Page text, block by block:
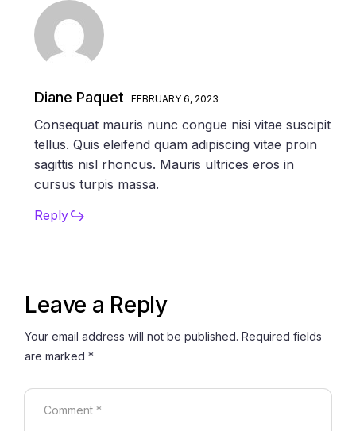
Diane Paquet FEBRUARY 6, 2023
Consequat mauris nunc congue nisi vitae suscipit
tellus. Quis eleifend quam adipiscing vitae proin
sagittis nisl rhoncus. Mauris ultrices eros in
cursus turpis massa.
Reply
Leave a Reply
Your email address will not be published. Required fields
are marked*